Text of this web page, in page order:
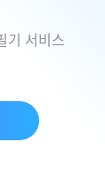
기 서비스